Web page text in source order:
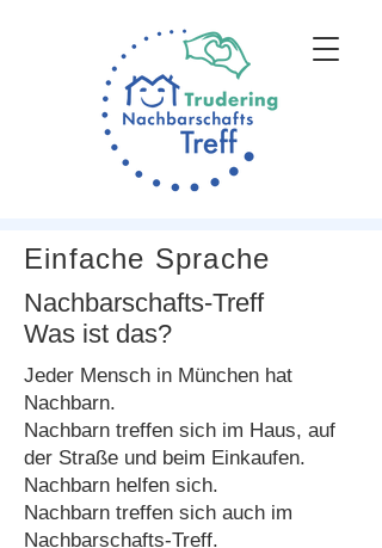
Einfache Sprache
Nachbarschafts-Treff
Was ist das?
Jeder Mensch in München hat
Nachbarn.
Nachbarn treffen sich im Haus, auf
der Straße und beim Einkaufen.
Nachbarn helfen sich.
Nachbarn treffen sich auch im
Nachbarschafts-Treff.